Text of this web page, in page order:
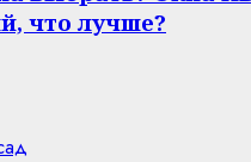
что лучше?